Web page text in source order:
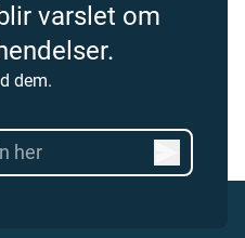
varslet om
dem.